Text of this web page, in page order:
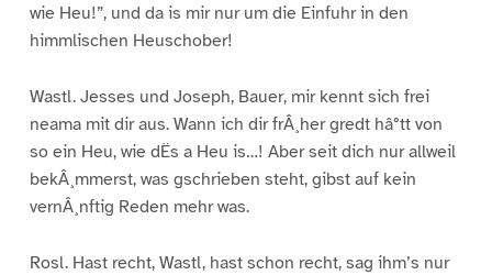
wie Heu!”, und da is mir nur um die Einfuhr in den
himmlischen Heuschober!
Wastl. Jesses und Joseph, Bauer, mir kennt sich frei
neama mit dir aus. Wann ich dir frÂ¸her gredt hâ°tt von
so ein Heu, wie dËs a Heu is…! Aber seit dich nur allweil
bekÂ¸mmerst, was gschrieben steht, gibst auf kein
vernÂ¸nftig Reden mehr was.
Rosl. Hast recht, Wastl, hast schon recht, sag ihm’s nur